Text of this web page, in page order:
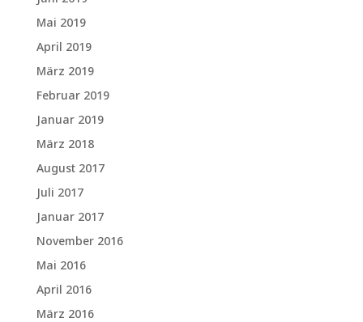
Mai 2019
April 2019
März 2019
Februar 2019
Januar 2019
März 2018
August 2017
Juli 2017
Januar 2017
November 2016
Mai 2016
April 2016
März 2016